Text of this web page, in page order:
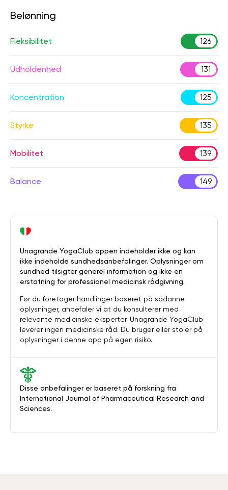
Belønning
Fleksibilitet 126
Udholdenhed 131
Koncentration 125
Styrke 135
Mobilitet 139
Balance 149
Disse anbefalinger er baseret på forskning fra
International Journal of Pharmaceutical Research and
Sciences.
Unagrande YogaClub appen indeholder ikke og kan
ikke indeholde sundhedsanbefalinger. Oplysninger om
sundhed tilsigter generel information og ikke en
erstatning for professionel medicinsk rådgivning.
Før du foretager handlinger baseret på sådanne
oplysninger, anbefaler vi at du konsulterer med
relevante medicinske eksperter. Unagrande YogaClub
leverer ingen medicinske råd. Du bruger eller stoler på
oplysninger i denne app på egen risiko.